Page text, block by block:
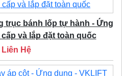
trục bánh lốp tự hành - Ứng
và lắp đặt toàn quốc
Liên Hệ